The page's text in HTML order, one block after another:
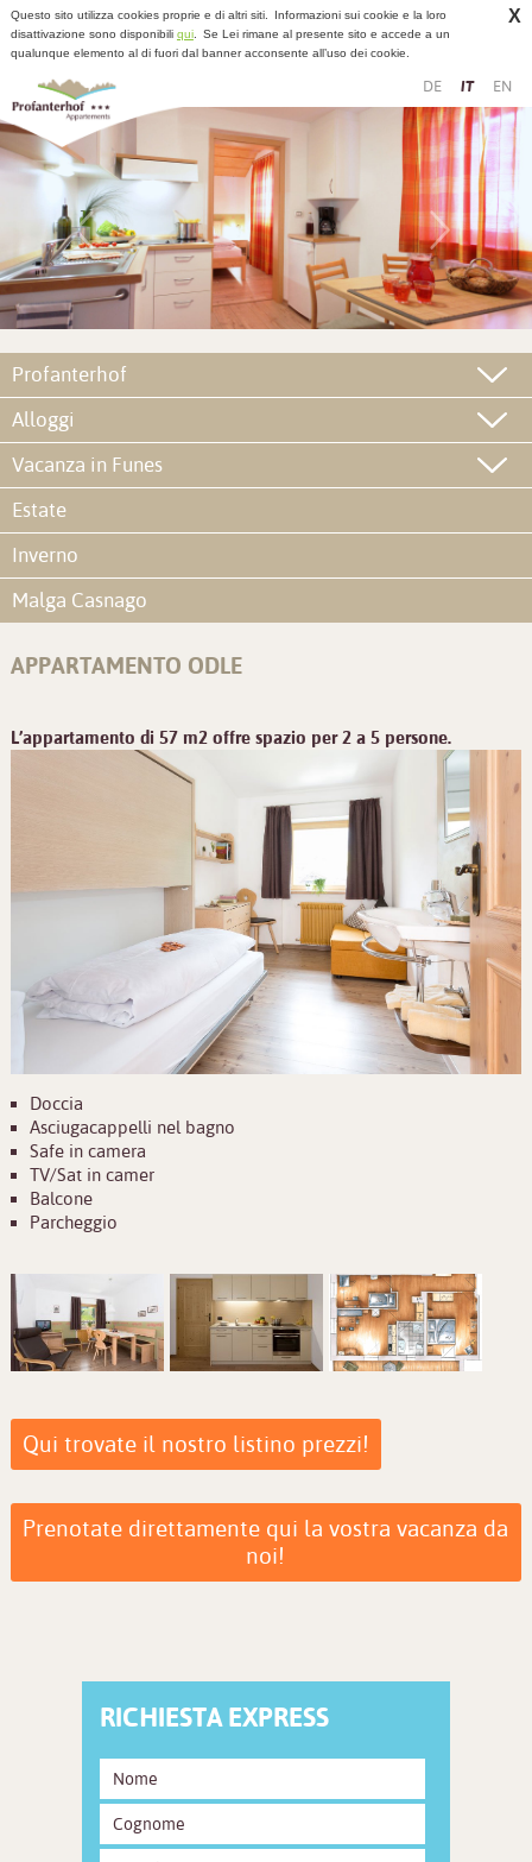
X
Questo sito utilizza cookies proprie e di altri siti.
Informazioni sui cookie e la loro
disattivazione sono disponibili qui.
Se Lei rimane al presente sito e accede a un
qualunque elemento al di fuori dal banner acconsente all’uso dei cookie.
DE IT EN
Profanterhof
Alloggi
Vacanza in Funes
Estate
Inverno
Malga Casnago
APPARTAMENTO ODLE
L’appartamento di 57 m2 offre spazio per 2 a 5 persone.
Doccia
Asciugacappelli nel bagno
Safe in camera
TV/Sat in camer
Balcone
Parcheggio
Qui trovate il nostro listino prezzi!
Prenotate direttamente qui la vostra vacanza da
noi!
RICHIESTA EXPRESS